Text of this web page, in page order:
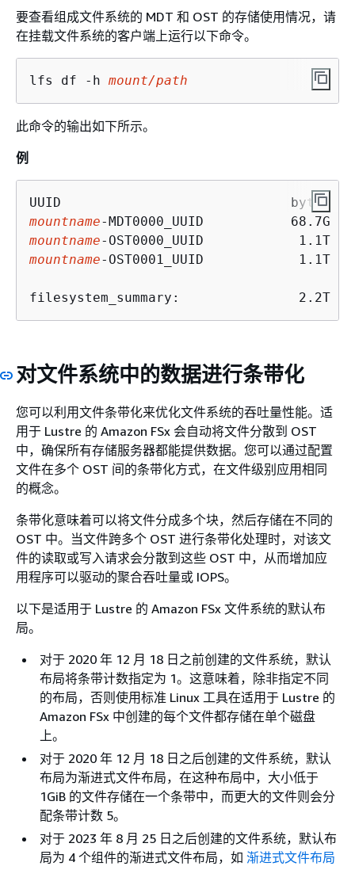
要查看组成文件系统的 MDT 和 OST 的存储使用情况，请
在挂载文件系统的客户端上运行以下命令。
lfs df -h mount/path
此命令的输出如下所示。
例
mountname
mountname
mountname-OST0001_UUID            1.1T
对文件系统中的数据进行条带化
您可以利用文件条带化来优化文件系统的吞吐量性能。适
用于 Lustre 的 Amazon FSx 会自动将文件分散到 OST
中，确保所有存储服务器都能提供数据。您可以通过配置
文件在多个 OST 间的条带化方式，在文件级别应用相同
的概念。
条带化意味着可以将文件分成多个块，然后存储在不同的
OST 中。当文件跨多个 OST 进行条带化处理时，对该文
件的读取或写入请求会分散到这些 OST 中，从而增加应
用程序可以驱动的聚合吞吐量或 IOPS。
以下是适用于 Lustre 的 Amazon FSx 文件系统的默认布
局。
对于 2020 年 12 月 18 日之前创建的文件系统，默认
布局将条带计数指定为 1。这意味着，除非指定不同
的布局，否则使用标准 Linux 工具在适用于 Lustre 的
Amazon FSx 中创建的每个文件都存储在单个磁盘
上。
对于 2020 年 12 月 18 日之后创建的文件系统，默认
布局为渐进式文件布局，在这种布局中，大小低于
1GiB 的文件存储在一个条带中，而更大的文件则会分
配条带计数 5。
对于 2023 年 8 月 25 日之后创建的文件系统，默认布
局为 4 个组件的渐进式文件布局，如 渐进式文件布局